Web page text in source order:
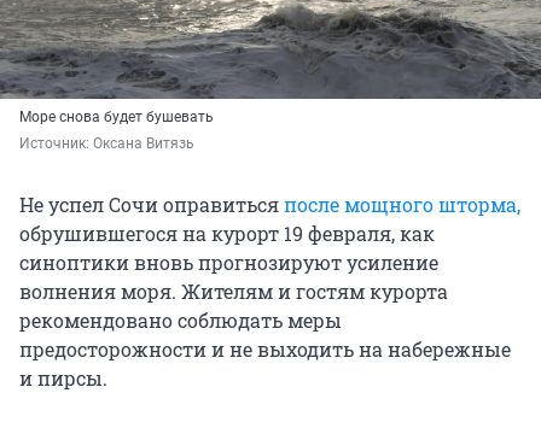
Море снова будет бушевать
Источник: Оксана Витязь
Не успел Сочи оправитьсяпосле мощного шторма,
обрушившегося на курорт 19 февраля, как
синоптики вновь прогнозируют усиление
волнения моря. Жителям и гостям курорта
рекомендовано соблюдать меры
предосторожности и не выходить на набережные
и пирсы.